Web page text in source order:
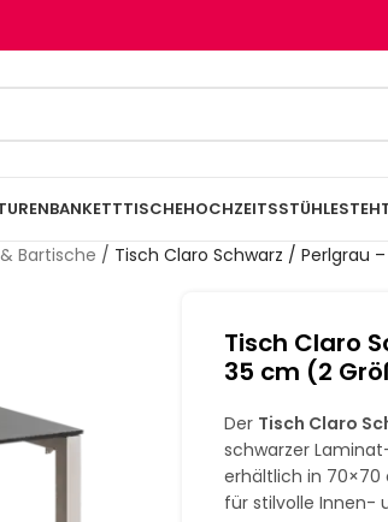
BANKETTTISCHEHOCHZEITSSTÜHLE
Bartische / Tisch Claro Schwarz / Perlgrau
Tisch Claro
35 cm (2
Der Tisch Claro
schwarzer
erhältlich in 70×70
für stilvolle Innen-